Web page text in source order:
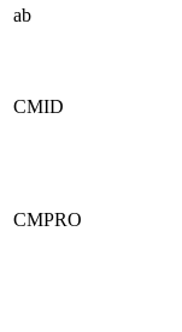
ab
CMID
CMPRO